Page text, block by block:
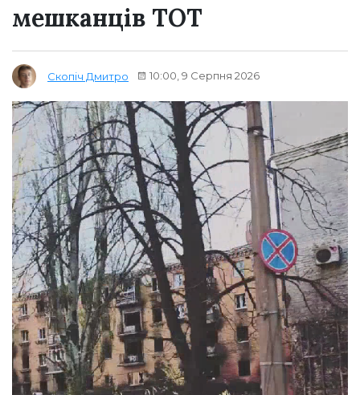
мешканців ТОТ
Скопіч Дмитро 10:00, 9 Серпня 2026